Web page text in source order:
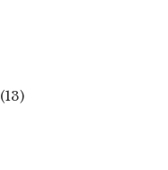
(13)